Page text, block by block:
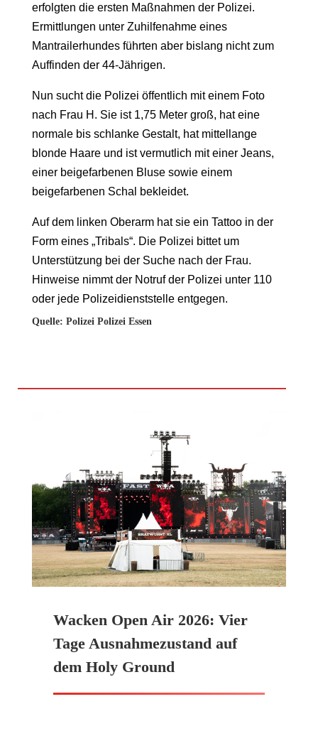
erfolgten die ersten Maßnahmen der Polizei.
Ermittlungen unter Zuhilfenahme eines
Mantrailerhundes führten aber bislang nicht zum
Auffinden der 44-Jährigen.
Nun sucht die Polizei öffentlich mit einem Foto
nach Frau H. Sie ist 1,75 Meter groß, hat eine
normale bis schlanke Gestalt, hat mittellange
blonde Haare und ist vermutlich mit einer Jeans,
einer beigefarbenen Bluse sowie einem
beigefarbenen Schal bekleidet.
Auf dem linken Oberarm hat sie ein Tattoo in der
Form eines „Tribals“. Die Polizei bittet um
Unterstützung bei der Suche nach der Frau.
Hinweise nimmt der Notruf der Polizei unter 110
oder jede Polizeidienststelle entgegen.
Quelle: Polizei Polizei Essen
Wacken Open Air 2026: Vier
Tage Ausnahmezustand auf
dem Holy Ground